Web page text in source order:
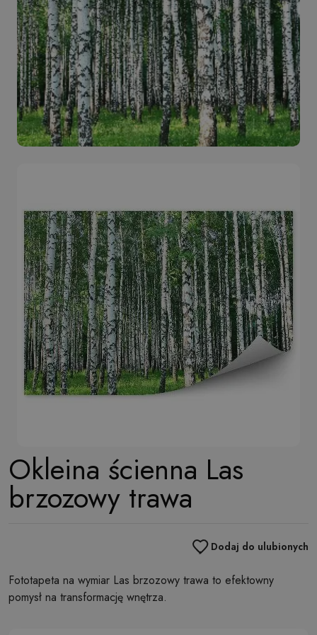
Okleina ścienna Las
brzozowy trawa
Dodaj do ulubionych
Fototapeta na wymiar Las brzozowy trawa to efektowny
pomysł na transformację wnętrza.